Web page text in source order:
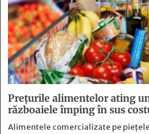
Prețurile alimentelor ating
războaiele împing în sus
Alimentele comercializate pe